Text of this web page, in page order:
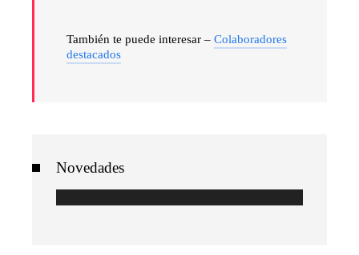
También te puede interesar – Colaboradores
destacados
Novedades